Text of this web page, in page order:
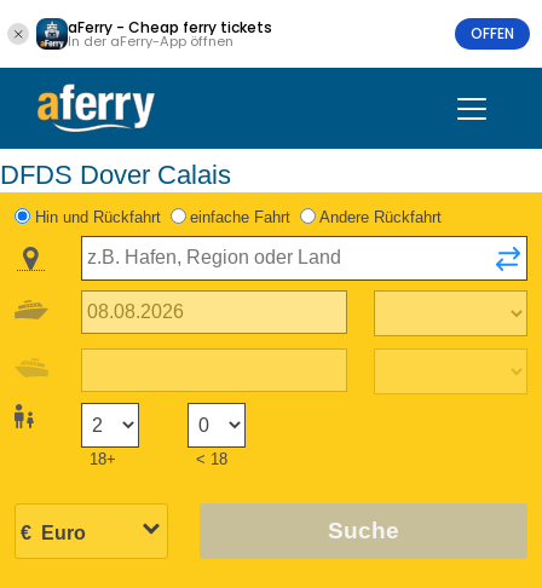
aFerry - Cheap ferry tickets
In der aFerry-App öffnen OFFEN
DFDS Dover Calais
Hin und Rückfahrt einfache Fahrt Andere Rückfahrt
18+ < 18
Suche